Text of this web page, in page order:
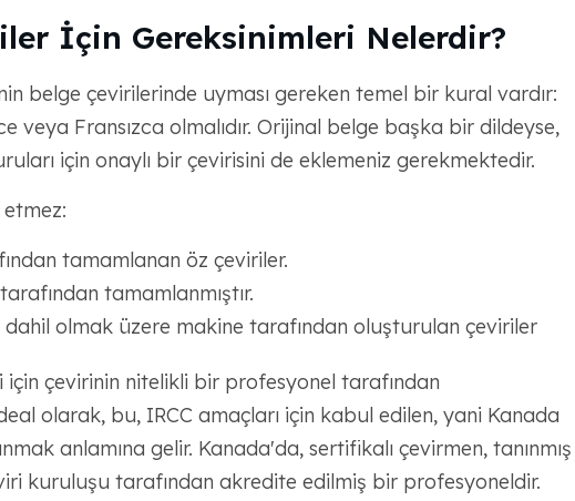
İçin Gereksinimleri Nelerdir?
belge çevirilerinde uyması gereken temel bir kural vardır:
veya Fransızca olmalıdır. Orijinal belge başka bir dildeyse,
için onaylı bir çevirisini de eklemeniz gerekmektedir.
tamamlanan öz çeviriler.
tamamlanmıştır.
olmak üzere makine tarafından oluşturulan çeviriler
çevirinin nitelikli bir profesyonel tarafından
olarak, bu, IRCC amaçları için kabul edilen, yani Kanada
anlamına gelir. Kanada'da, sertifikalı çevirmen, tanınmış
kuruluşu tarafından akredite edilmiş bir profesyoneldir.